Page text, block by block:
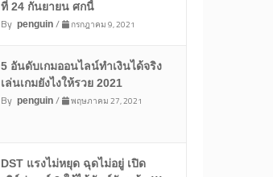
ที่ 24 กันยายน ศกนี้
By penguin/ กรกฎาคม 9, 2021
5 อันดับเกมออนไลน์ทำเงินได้จริง
เล่นเกมยังไงให้รวย 2021
By penguin/ พฤษภาคม 27, 2021
DST แรงไม่หยุด ฉุดไม่อยู่ เปิด